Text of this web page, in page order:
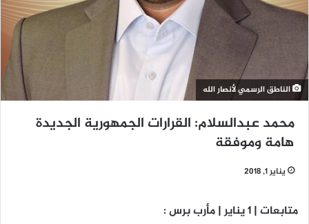
الناطق الرسمي لأنصار الله
محمد عبدالسلام: القرارات الجمهورية الجديدة
هامة وموفقة
يناير 1, 2018
متابعات | 1 يناير | مأرب برس :